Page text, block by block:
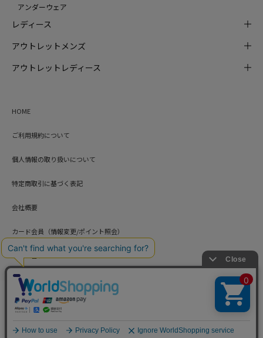
アンダーウェア
レディース
アウトレットメンズ
アウトレットレディース
HOME
ご利用規約について
個人情報の取り扱いについて
特定商取引に基づく表記
会社概要
カード会員（情報変更/ポイント照会）
Copyright © HARUYAMA TRADING CO.,LTD. All Rights Reserved.